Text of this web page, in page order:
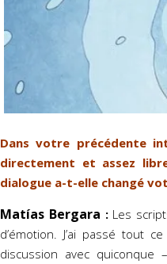
Dans votre précédente
directement et assez
dialogue a-t-elle changé
Matías Bergara :Les
d’émotion. J’ai passé tout
discussion avec